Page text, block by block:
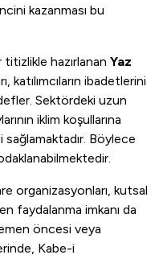
kazanması bu
hazırlanan Yaz
katılımcıların ibadetlerini
Sektördeki uzun
iklim koşullarına
Böylece
organizasyonları, kutsal
faydalanma imkanı da
öncesi veya
Kabe-i